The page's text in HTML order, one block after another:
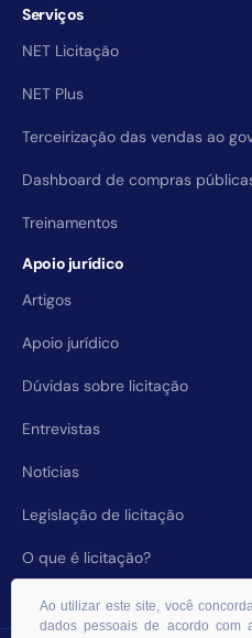
Serviços
NET Licitação
NET Plus
Terceirização das vendas ao
Dashboard de compras
Treinamentos
Apoio jurídico
Artigos
Apoio jurídico
Dúvidas sobre licitação
Entrevistas
Notícias
Legislação de licitação
O que é licitação?
Ao utilizar este site, você
dados pessoais de acordo com